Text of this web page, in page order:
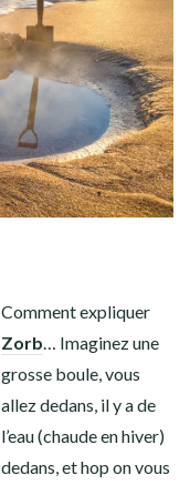
Comment expliquer
Zorb… Imaginez une
grosse boule, vous
allez dedans, il y a de
l’eau (chaude en hiver)
dedans, et hop on vous